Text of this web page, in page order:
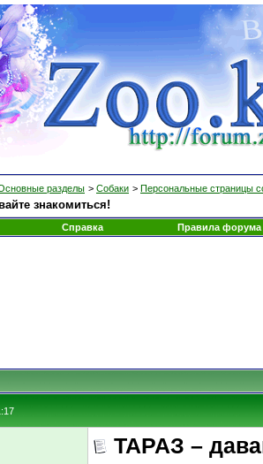
разделы > Собаки > Персональные страницы
знакомиться!
Справка Правила форума
ТАРАЗ –